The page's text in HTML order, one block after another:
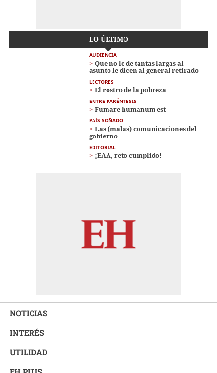
LO ÚLTIMO
AUDIENCIA
Que no le de tantas largas al
asunto le dicen al general retirado
LECTORES
El rostro de la pobreza
ENTRE PARÉNTESIS
Fumare humanum est
PAÍS SOÑADO
Las (malas) comunicaciones del
gobierno
EDITORIAL
¡EAA, reto cumplido!
NOTICIAS
INTERÉS
UTILIDAD